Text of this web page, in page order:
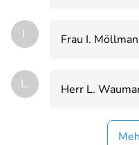
I. Frau I.
L. Herr L.